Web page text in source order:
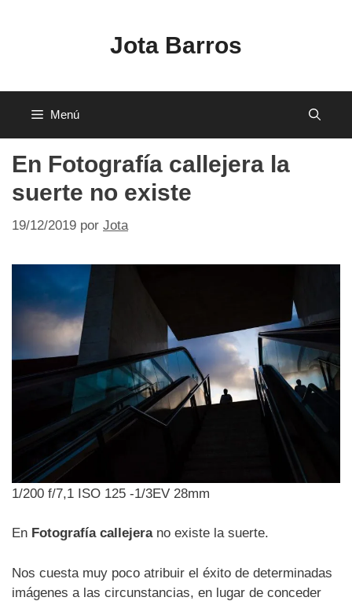
Jota Barros
Menú
En Fotografía callejera la
suerte no existe
19/12/2019 por Jota
1/200 f/7,1 ISO 125 -1/3EV 28mm
En Fotografía callejerano existe la suerte.
Nos cuesta muy poco atribuir el éxito de determinadas
imágenes a las circunstancias, en lugar de conceder